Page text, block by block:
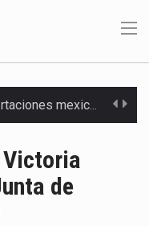
Las exportaciones mexicanas de vehículos ligeros disminuyeron 9.67 % en julio a tasa anual, alcanzando…
Victoria
de